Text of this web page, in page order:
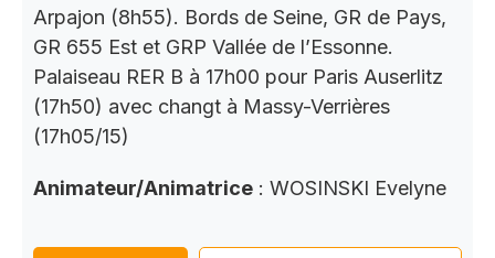
Arpajon (8h55). Bords de Seine, GR de Pays,
GR 655 Est et GRP Vallée de l’Essonne.
Palaiseau RER B à 17h00 pour Paris Auserlitz
(17h50) avec changt à Massy-Verrières
(17h05/15)
Animateur/Animatrice : WOSINSKI Evelyne